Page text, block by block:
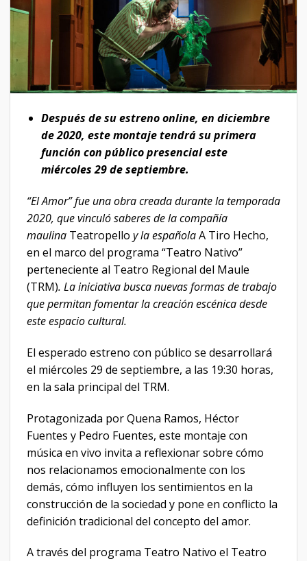
Después de su estreno online, en diciembre
de 2020, este montaje tendrá su primera
función con público presencial este
miércoles 29 de septiembre.
“El Amor” fue una obra creada durante la temporada
2020, que vinculó saberes de la compañía
maulina Teatropello y la españolaA Tiro Hecho,
en el marco del programa “Teatro Nativo”
perteneciente al Teatro Regional del Maule
(TRM). La iniciativa busca nuevas formas de trabajo
que permitan fomentar la creación escénica desde
este espacio cultural.
El esperado estreno con público se desarrollará
el miércoles 29 de septiembre, a las 19:30 horas,
en la sala principal del TRM.
Protagonizada por Quena Ramos, Héctor
Fuentes y Pedro Fuentes, este montaje con
música en vivo invita a reflexionar sobre cómo
nos relacionamos emocionalmente con los
demás, cómo influyen los sentimientos en la
construcción de la sociedad y pone en conflicto la
definición tradicional del concepto del amor.
A través del programa Teatro Nativo el Teatro